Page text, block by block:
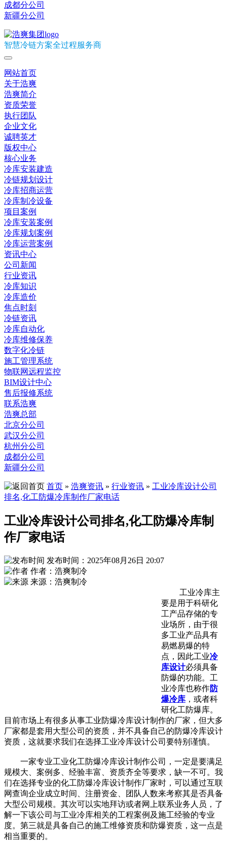
成都分公司
新疆分公司
智慧冷链方案全过程服务商
网站首页
关于浩爽
浩爽简介
资质荣誉
执行团队
企业文化
诚聘英才
版权中心
核心业务
冷库安装建造
冷链规划设计
冷库招商运营
冷库制冷设备
项目案例
冷库安装案例
冷库规划案例
冷库运营案例
资讯中心
公司新闻
行业资讯
冷库知识
冷库造价
焦点时刻
冷链资讯
冷库自动化
冷库维修保养
数字化冷链
施工管理系统
物联网远程监控
BIM设计中心
售后报修系统
联系浩爽
浩爽总部
北京分公司
武汉分公司
杭州分公司
成都分公司
新疆分公司
首页 » 浩爽资讯 » 行业资讯 » 工业冷库设计公司
排名,化工防爆冷库制作厂家电话
工业冷库设计公司排名,化工防爆冷库制
作厂家电话
发布时间：2025年08月26日 20:07
作者：浩爽制冷
来源：浩爽制冷
工业冷库主
要是用于科研化
工产品存储的专
业场所，由于很
多工业产品具有
易燃易爆的特
点，因此工业冷
库设计必须具备
防爆的功能。工
业冷库也称作防
爆冷库 ，或者科
研化工防爆库。
目前市场上有很多从事工业防爆冷库设计制作的厂家，但大多
厂家都是套用大型公司的资质，并不具备自己的防爆冷库设计
资质，这就要求我们在选择工业冷库设计公司要特别谨慎。
一家专业工业化工防爆冷库设计制作公司，一定是要满足
规模大、案例多、经验丰富、资质齐全等要求，缺一不可。我
们在选择专业的化工防爆冷库设计制作厂家时，可以通过互联
网查询企业成立时间、注册资金、团队人数来考察其是否具备
大型公司规模。其次可以实地拜访或者网上联系业务人员，了
解一下该公司与工业冷库相关的工程案例及施工经验的专业
度。第三就是具备自己的施工维修资质和防爆资质，这一点是
相当重要的。